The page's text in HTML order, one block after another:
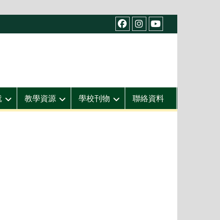
facebook
IG youtube
教學資源 學校刊物 聯絡資料